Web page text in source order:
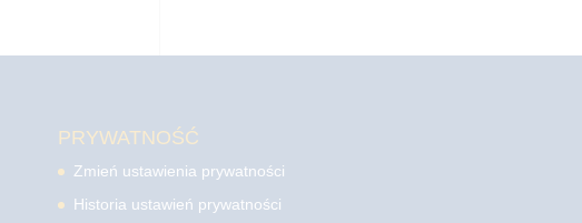
PRYWATNOŚĆ
Zmień ustawienia prywatności
Historia ustawień prywatności